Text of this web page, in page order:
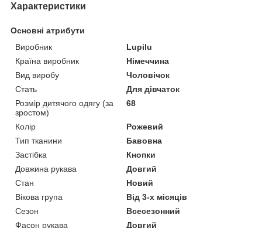
Характеристики
Основні атрибути
Виробник
Lupilu
Країна виробник
Німеччина
Вид виробу
Чоловічок
Стать
Для дівчаток
Розмір дитячого одягу (за
зростом)
68
Колір
Рожевий
Тип тканини
Бавовна
Застібка
Кнопки
Довжина рукава
Довгий
Стан
Новий
Вікова група
Від 3-х місяців
Сезон
Всесезонний
Фасон рукава
Довгий